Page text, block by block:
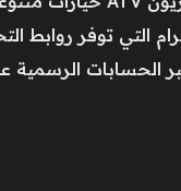
التي توفر روابط
عبر الحسابات